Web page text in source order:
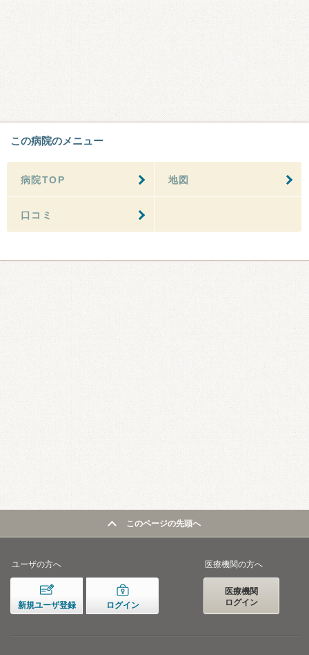
この病院のメニュー
病院TOP 地図
口コミ
このページの先頭へ
ユーザの方へ
新規ユーザ登録 ログイン
医療機関の方へ
医療機関
ログイン